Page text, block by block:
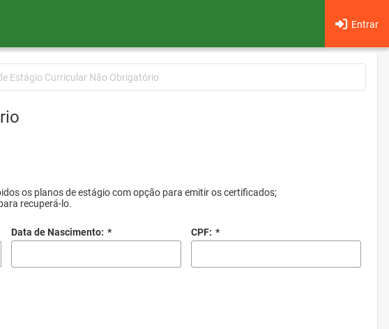
Entrar
Estágio Curricular Não Obrigatório
os planos de estágio com opção para emitir os certificados;
recuperá-lo.
Data de Nascimento: * CPF: *